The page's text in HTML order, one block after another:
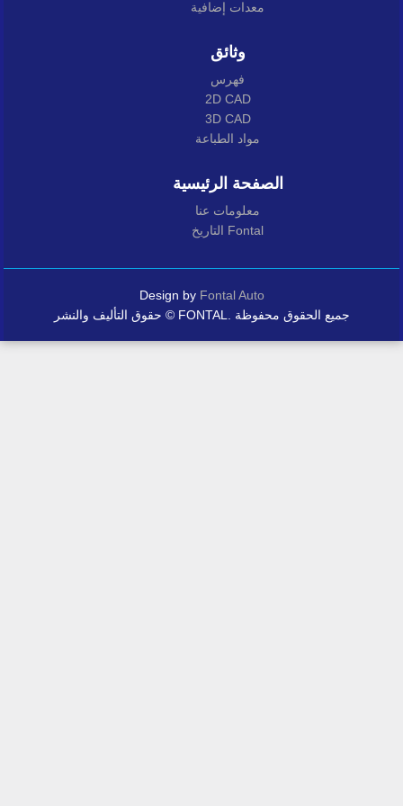
معدات إضافية
وثائق
فهرس
2D CAD
3D CAD
مواد الطباعة
الصفحة الرئيسية
معلومات عنا
التاريخ Fontal
Design by Fontal Auto
حقوق التأليف والنشر © FONTAL. جميع الحقوق محفوظة